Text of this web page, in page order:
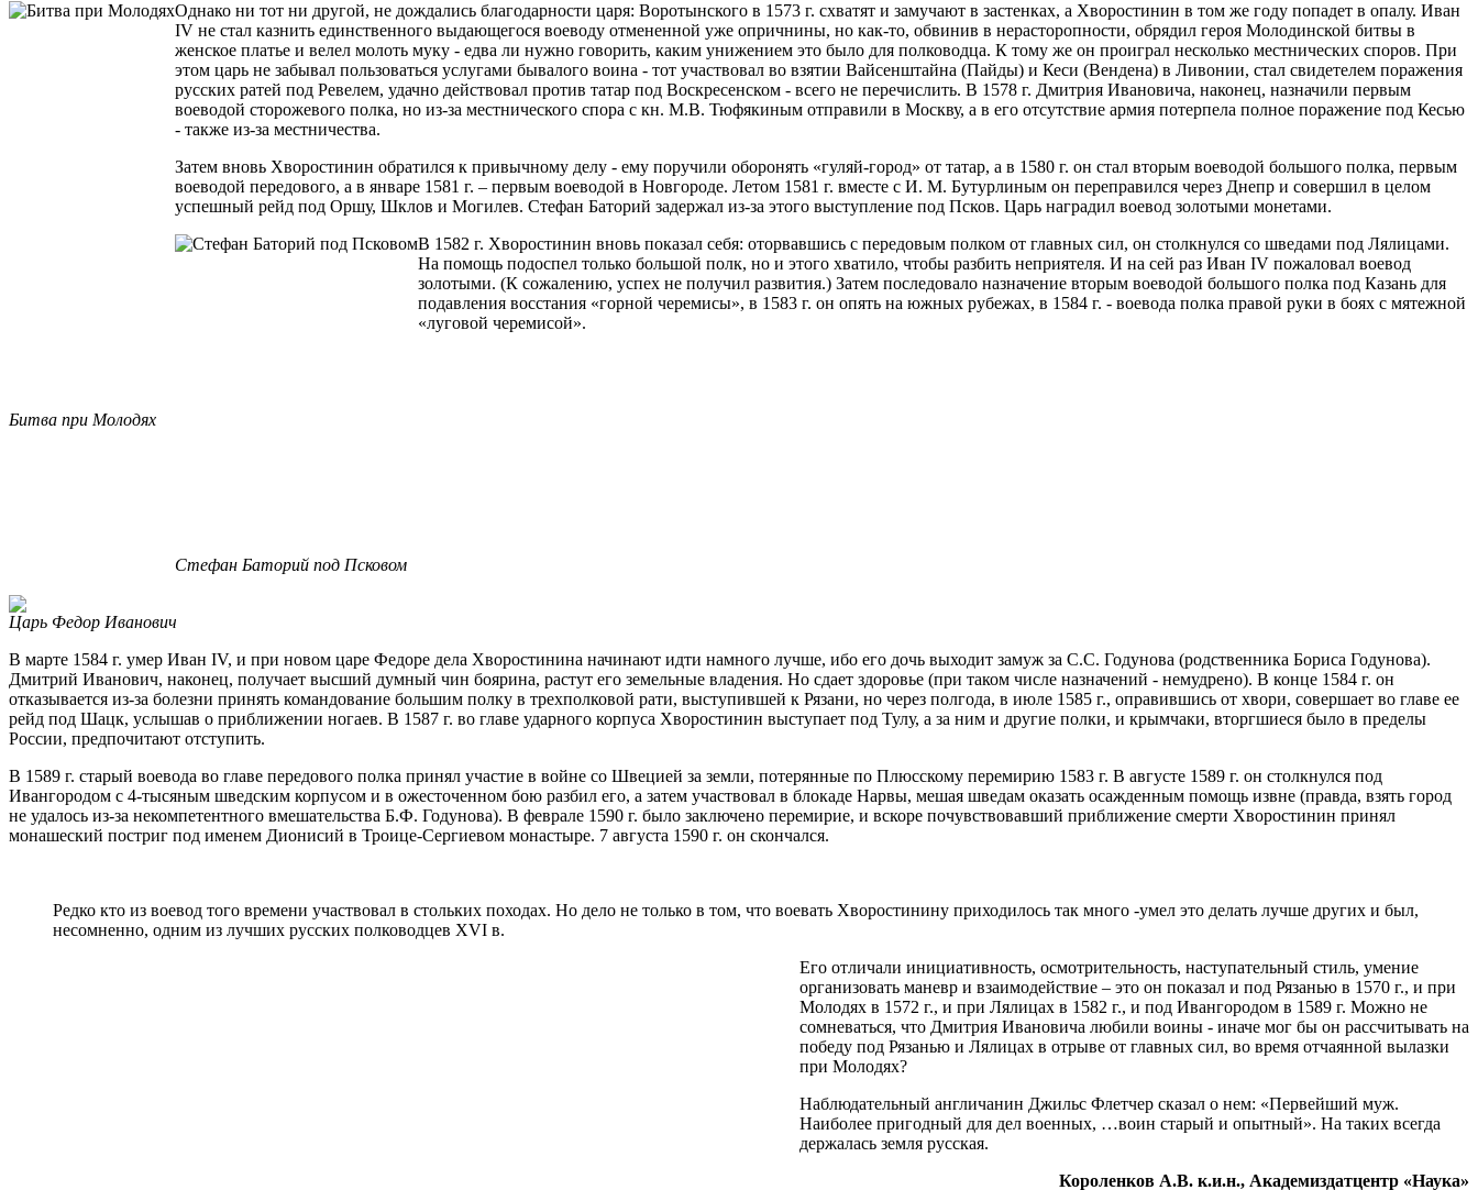
Битва при Молодях
Однако ни тот ни другой, не дождались благодарности царя: Воротынского в 1573 г. схватят и замучают в застенках, а Хворостинин в том же году попадет в опалу. Иван
IV не стал казнить единственного выдающегося воеводу отмененной уже опричнины, но как-то, обвинив в нерасторопности, обрядил героя Молодинской битвы в
женское платье и велел молоть муку - едва ли нужно говорить, каким унижением это было для полководца. К тому же он проиграл несколько местнических споров. При
этом царь не забывал пользоваться услугами бывалого воина - тот участвовал во взятии Вайсенштайна (Пайды) и Кеси (Вендена) в Ливонии, стал свидетелем поражения
русских ратей под Ревелем, удачно действовал против татар под Воскресенском - всего не перечислить. В 1578 г. Дмитрия Ивановича, наконец, назначили первым
воеводой сторожевого полка, но из-за местнического спора с кн. М.В. Тюфякиным отправили в Москву, а в его отсутствие армия потерпела полное поражение под Кесью
- также из-за местничества.
Затем вновь Хворостинин обратился к привычному делу - ему поручили оборонять «гуляй-город» от татар, а в 1580 г. он стал вторым воеводой большого полка, первым
воеводой передового, а в январе 1581 г. – первым воеводой в Новгороде. Летом 1581 г. вместе с И. М. Бутурлиным он переправился через Днепр и совершил в целом
успешный рейд под Оршу, Шклов и Могилев. Стефан Баторий задержал из-за этого выступление под Псков. Царь наградил воевод золотыми монетами.
Стефан Баторий под Псковом
В 1582 г. Хворостинин вновь показал себя: оторвавшись с передовым полком от главных сил, он столкнулся со шведами под Лялицами.
На помощь подоспел только большой полк, но и этого хватило, чтобы разбить неприятеля. И на сей раз Иван IV пожаловал воевод
золотыми. (К сожалению, успех не получил развития.) Затем последовало назначение вторым воеводой большого полка под Казань для
подавления восстания «горной черемисы», в 1583 г. он опять на южных рубежах, в 1584 г. - воевода полка правой руки в боях с мятежной
«луговой черемисой».
Царь Федор Иванович
В марте 1584 г. умер Иван IV, и при новом царе Федоре дела Хворостинина начинают идти намного лучше, ибо его дочь выходит замуж за С.С. Годунова (родственника Бориса Годунова).
Дмитрий Иванович, наконец, получает высший думный чин боярина, растут его земельные владения. Но сдает здоровье (при таком числе назначений - немудрено). В конце 1584 г. он
отказывается из-за болезни принять командование большим полку в трехполковой рати, выступившей к Рязани, но через полгода, в июле 1585 г., оправившись от хвори, совершает во главе ее
рейд под Шацк, услышав о приближении ногаев. В 1587 г. во главе ударного корпуса Хворостинин выступает под Тулу, а за ним и другие полки, и крымчаки, вторгшиеся было в пределы
России, предпочитают отступить.
В 1589 г. старый воевода во главе передового полка принял участие в войне со Швецией за земли, потерянные по Плюсскому перемирию 1583 г. В августе 1589 г. он столкнулся под
Ивангородом с 4-тысяным шведским корпусом и в ожесточенном бою разбил его, а затем участвовал в блокаде Нарвы, мешая шведам оказать осажденным помощь извне (правда, взять город
не удалось из-за некомпетентного вмешательства Б.Ф. Годунова). В феврале 1590 г. было заключено перемирие, и вскоре почувствовавший приближение смерти Хворостинин принял
монашеский постриг под именем Дионисий в Троице-Сергиевом монастыре. 7 августа 1590 г. он скончался.
Редко кто из воевод того времени участвовал в стольких походах. Но дело не только в том, что воевать Хворостинину приходилось так много -умел это делать лучше других и был,
несомненно, одним из лучших русских полководцев XVI в.
Его отличали инициативность, осмотрительность, наступательный стиль, умение
организовать маневр и взаимодействие – это он показал и под Рязанью в 1570 г., и при
Молодях в 1572 г., и при Лялицах в 1582 г., и под Ивангородом в 1589 г. Можно не
сомневаться, что Дмитрия Ивановича любили воины - иначе мог бы он рассчитывать на
победу под Рязанью и Лялицах в отрыве от главных сил, во время отчаянной вылазки
при Молодях?
Наблюдательный англичанин Джильс Флетчер сказал о нем: «Первейший муж.
Наиболее пригодный для дел военных, …воин старый и опытный». На таких всегда
держалась земля русская.
Короленков А.В. к.и.н., Академиздатцентр «Наука»